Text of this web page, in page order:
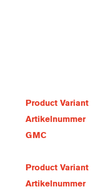
Product Variant
Artikelnummer
GMC
Product Variant
Artikelnummer